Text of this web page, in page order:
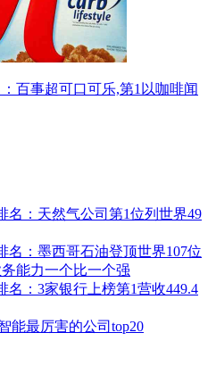
百事超可口可乐,第1以咖啡闻
名：天然气公司第1位列世界49
名：墨西哥石油登顶世界107位
能力一个比一个强
名：3家银行上榜第1营收449.4
能最厉害的公司top20